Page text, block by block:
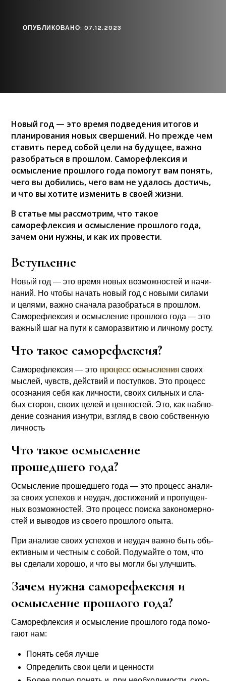
ОПУБЛИКОВАНО: 07.12.2023
Новый год — это время подведения итогов и
планирования новых свершений. Но прежде чем
ставить перед собой цели на будущее, важно
разобраться в прошлом. Саморефлексия и
осмысление прошлого года помогут вам понять,
чего вы добились, чего вам не удалось достичь,
и что вы хотите изменить в своей жизни.
В статье мы рассмотрим, что такое
саморефлексия и осмысление прошлого года,
зачем они нужны, и как их провести.
Вступление
Новый год — это вре­мя новых воз­мож­но­стей и начи­
на­ний. Но что­бы начать новый год с новы­ми сила­ми
и целя­ми, важ­но сна­ча­ла разо­брать­ся в про­шлом.
Само­ре­флек­сия и осмыс­ле­ние про­шло­го года — это
важ­ный шаг на пути к само­раз­ви­тию и лич­но­му росту.
Что такое саморефлексия?
Само­ре­флек­сия — это про­цесс осмыс­ле­ния сво­их
мыс­лей, чувств, дей­ствий и поступ­ков. Это про­цесс
осо­зна­ния себя как лич­но­сти, сво­их силь­ных и сла­
бых сто­рон, сво­их целей и цен­но­стей. Это, как наблю­
де­ние созна­ния изнут­ри, взгляд в свою соб­ствен­ную
лич­ность
Что такое осмысление
прошедшего года?
Осмыс­ле­ние про­шед­ше­го года — это про­цесс ана­ли­
за сво­их успе­хов и неудач, дости­же­ний и про­пу­щен­
ных воз­мож­но­стей. Это про­цесс поис­ка зако­но­мер­но­
стей и выво­дов из сво­е­го про­шло­го опы­та.
При ана­ли­зе сво­их успе­хов и неудач важ­но быть объ­
ек­тив­ным и чест­ным с собой. Поду­май­те о том, что
вы сде­ла­ли хоро­шо, и что вы мог­ли бы улуч­шить.
Зачем нужна саморефлексия и
осмысление прошлого года?
Само­ре­флек­сия и осмыс­ле­ние про­шло­го года помо­
га­ют нам:
Понять себя луч­ше
Опре­де­лить свои цели и цен­но­сти